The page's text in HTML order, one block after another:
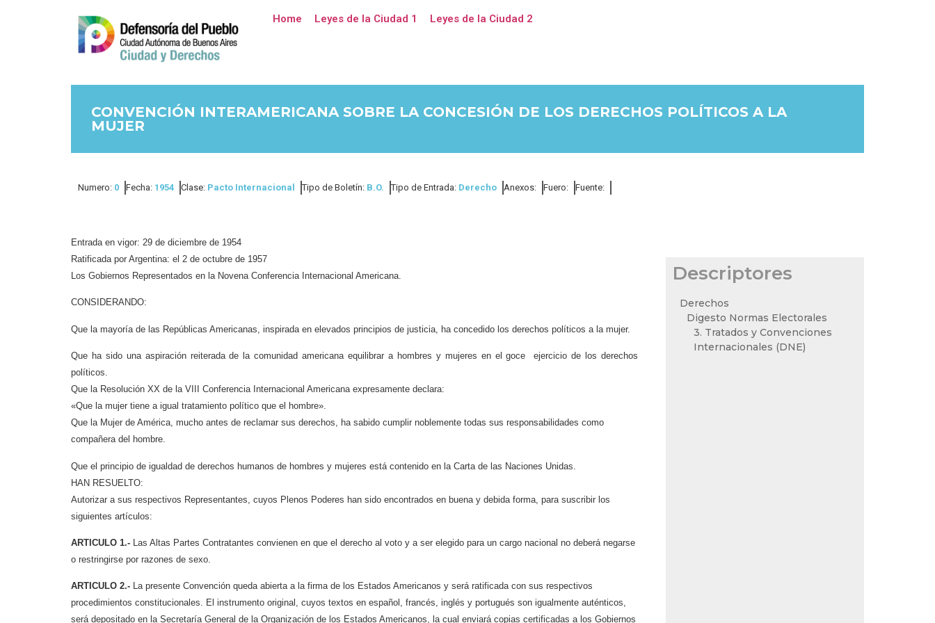
Home Leyes de la Ciudad 1 Leyes de la Ciudad 2
CONVENCIÓN INTERAMERICANA SOBRE LA CONCESIÓN DE LOS DERECHOS POLÍTICOS A LA
MUJER
Numero: 0 Fecha: 1954 Clase: Pacto Internacional Tipo de Boletín: B.O. Tipo de Entrada: Derecho Anexos: Fuero: Fuente:
Entrada en vigor: 29 de diciembre de 1954
Ratificada por Argentina: el 2 de octubre de 1957
Los Gobiernos Representados en la Novena Conferencia Internacional Americana.
CONSIDERANDO:
Que la mayoría de las Repúblicas Americanas, inspirada en elevados principios de justicia, ha concedido los derechos políticos a la mujer.
Que ha sido una aspiración reiterada de la comunidad americana equilibrar a hombres y mujeres en el goce
ejercicio de los derechos
políticos.
Que la Resolución XX de la VIII Conferencia Internacional Americana expresamente declara:
«Que la mujer tiene a igual tratamiento político que el hombre».
Que la Mujer de América, mucho antes de reclamar sus derechos, ha sabido cumplir noblemente todas sus responsabilidades como
compañera del hombre.
Que el principio de igualdad de derechos humanos de hombres y mujeres está contenido en la Carta de las Naciones Unidas.
HAN RESUELTO:
Autorizar a sus respectivos Representantes, cuyos Plenos Poderes han sido encontrados en buena y debida forma, para suscribir los
siguientes artículos:
ARTICULO 1.- Las Altas Partes Contratantes convienen en que el derecho al voto y a ser elegido para un cargo nacional no deberá negarse
o restringirse por razones de sexo.
ARTICULO 2.- La presente Convención queda abierta a la firma de los Estados Americanos y será ratificada con sus respectivos
procedimientos constitucionales. El instrumento original, cuyos textos en español, francés, inglés y portugués son igualmente auténticos,
será depositado en la Secretaría General de la Organización de los Estados Americanos, la cual enviará copias certificadas a los Gobiernos
Descriptores
Derechos
Digesto Normas Electorales
3. Tratados y Convenciones
Internacionales (DNE)